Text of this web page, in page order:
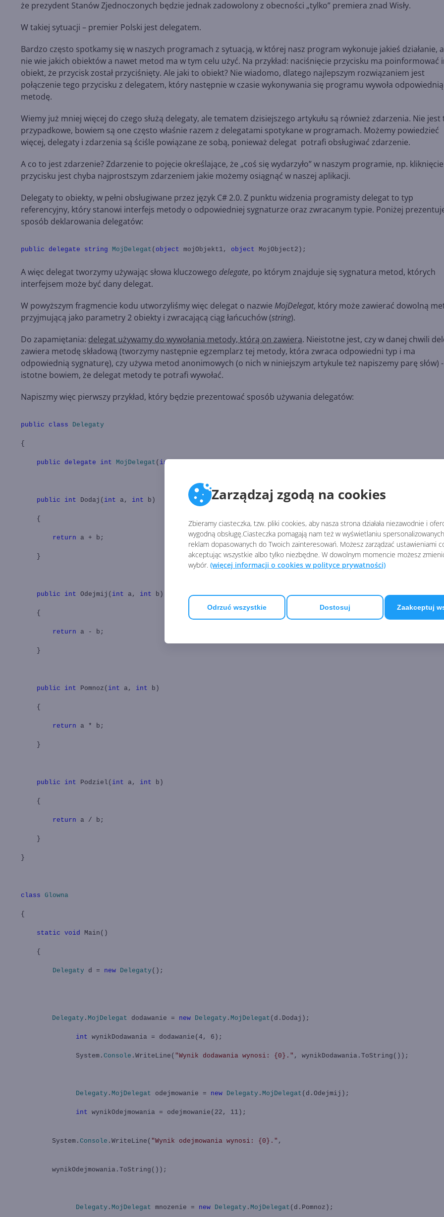
Zarządzaj zgodą na cookies
Zbieramy ciasteczka, tzw. pliki cookies, aby nasza strona działała niezawodnie i
wygodną obsługę.Ciasteczka pomagają nam też w wyświetlaniu
reklam dopasowanych do Twoich zainteresowań. Możesz zarządzać ustawieniami
akceptując wszystkie albo tylko niezbędne. W dowolnym momencie możesz
wybór. (więcej informacji o cookies w polityce prywatności)
Odrzuć wszystkie Dostosuj Zaakceptuj
że prezydent Stanów Zjednoczonych będzie jednak zadowolony z obecności „tylko” premiera znad Wisły.
W takiej sytuacji – premier Polski jest delegatem.
Bardzo często spotkamy się w naszych programach z sytuacją, w której nasz program wykonuje jakieś działanie,
nie wie jakich obiektów a nawet metod ma w tym celu użyć. Na przykład: naciśnięcie przycisku ma poinformować
obiekt, że przycisk został przyciśnięty. Ale jaki to obiekt? Nie wiadomo, dlatego najlepszym rozwiązaniem jest
połączenie tego przycisku z delegatem, który następnie w czasie wykonywania się programu wywoła odpowiednią
metodę.
Wiemy już mniej więcej do czego służą delegaty, ale tematem dzisiejszego artykułu są również zdarzenia. Nie jest
przypadkowe, bowiem są one często właśnie razem z delegatami spotykane w programach. Możemy powiedzieć
więcej, delegaty i zdarzenia są ściśle powiązane ze sobą, ponieważ delegat potrafi obsługiwać zdarzenie.
A co to jest zdarzenie? Zdarzenie to pojęcie określające, że „coś się wydarzyło” w naszym programie, np. kliknięcie
przycisku jest chyba najprostszym zdarzeniem jakie możemy osiągnąć w naszej aplikacji.
Delegaty to obiekty, w pełni obsługiwane przez język C# 2.0. Z punktu widzenia programisty delegat to typ
referencyjny, który stanowi interfejs metody o odpowiedniej sygnaturze oraz zwracanym typie. Poniżej
sposób deklarowania delegatów:
public delegate string MojDelegat ( object mojObjekt1, object MojObject2);
A więc delegat tworzymy używając słowa kluczowego delegate, po którym znajduje się sygnatura metod, których
interfejsem może być dany delegat.
W powyższym fragmencie kodu utworzyliśmy więc delegat o nazwie MojDelegat, który może zawierać dowolną
przyjmującą jako parametry 2 obiekty i zwracającą ciąg łańcuchów (string).
Do zapamiętania: delegat używamy do wywołania metody, którą on zawiera. Nieistotne jest, czy w danej chwili
zawiera metodę składową (tworzymy następnie egzemplarz tej metody, która zwraca odpowiedni typ i ma
odpowiednią sygnaturę), czy używa metod anonimowych (o nich w niniejszym artykule też napiszemy parę słów) -
istotne bowiem, że delegat metody te potrafi wywołać.
Napiszmy więc pierwszy przykład, który będzie prezentować sposób używania delegatów:
public class Delegaty
{
public delegate int MojDelegat ( int
public int Dodaj( int a, int b)
{
return a + b;
}
public int Odejmij( int a, int b)
{
return a - b;
}
public int Pomnoz( int a, int b)
{
return a * b;
}
public int Podziel( int a, int b)
{
return a / b;
}
}
class Glowna
{
static void Main()
{
Delegaty d = new Delegaty ();
Delegaty .MojDelegat dodawanie = new Delegaty .MojDelegat (d.Dodaj);
int wynikDodawania = dodawanie(4, 6);
System.Console .WriteLine( "Wynik dodawania wynosi: {0}." , wynikDodawania.ToString());
Delegaty .MojDelegat odejmowanie = new Delegaty .MojDelegat (d.Odejmij);
int wynikOdejmowania = odejmowanie(22, 11);
System.Console .WriteLine( "Wynik odejmowania wynosi: {0}." ,
wynikOdejmowania.ToString());
Delegaty .MojDelegat mnozenie = new Delegaty .MojDelegat (d.Pomnoz);